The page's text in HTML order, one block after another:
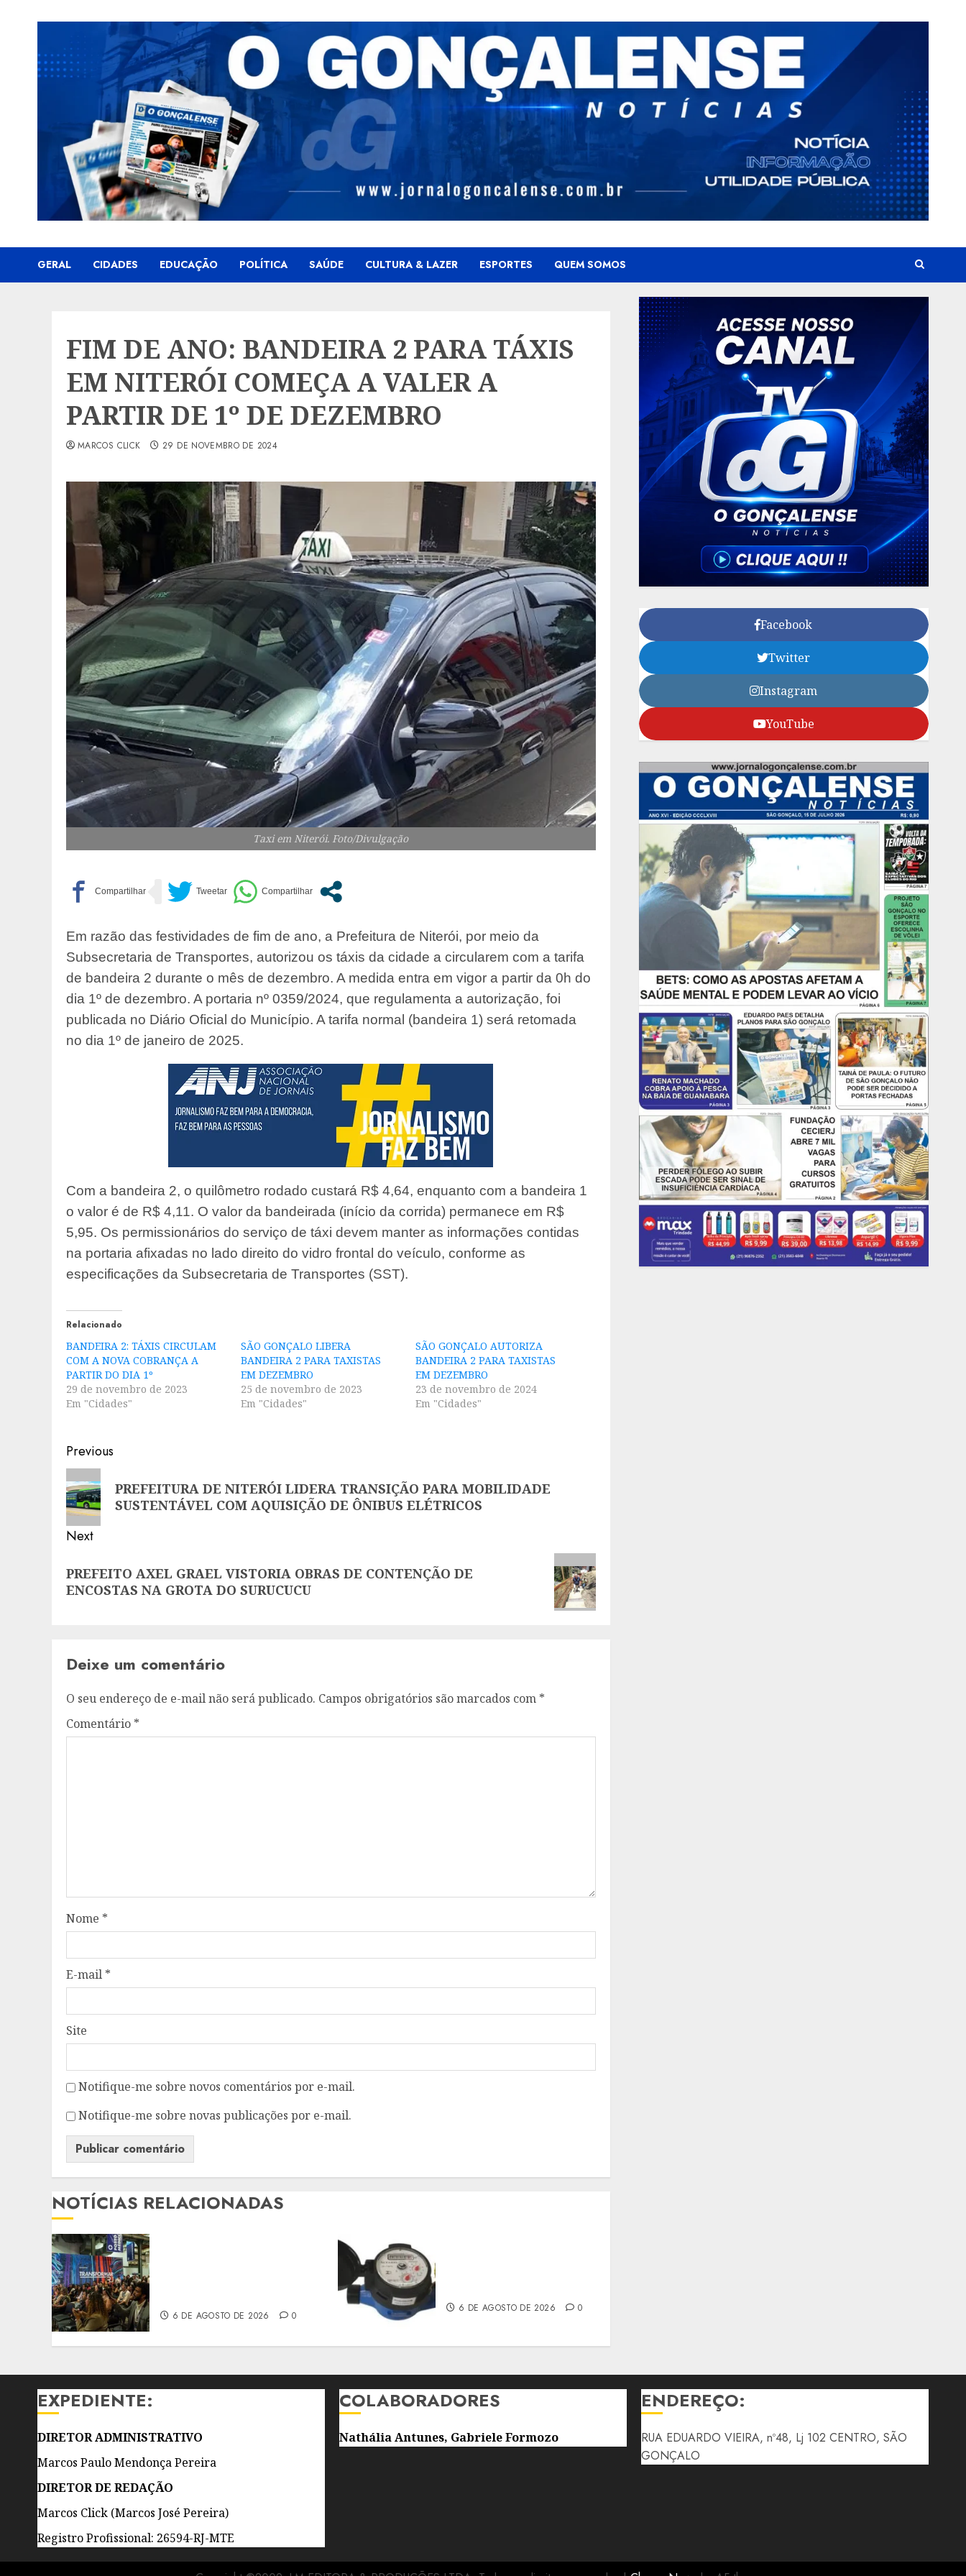
GERAL CIDADES EDUCAÇÃO POLÍTICA SAÚDE CULTURA & LAZER ESPORTES QUEM SOMOS
FIM DE ANO: BANDEIRA 2 PARA TÁXIS
EM NITERÓI COMEÇA A VALER A
PARTIR DE 1º DE DEZEMBRO
MARCOS CLICK 29 DE NOVEMBRO DE 2024
Taxi em Niterói. Foto/Divulgação
Em razão das festividades de fim de ano, a Prefeitura de Niterói, por meio da
Subsecretaria de Transportes, autorizou os táxis da cidade a circularem com a tarifa
de bandeira 2 durante o mês de dezembro. A medida entra em vigor a partir da 0h do
dia 1º de dezembro. A portaria nº 0359/2024, que regulamenta a autorização, foi
publicada no Diário Oficial do Município. A tarifa normal (bandeira 1) será retomada
no dia 1º de janeiro de 2025.
Com a bandeira 2, o quilômetro rodado custará R$ 4,64, enquanto com a bandeira 1
o valor é de R$ 4,11. O valor da bandeirada (início da corrida) permanece em R$
5,95. Os permissionários do serviço de táxi devem manter as informações contidas
na portaria afixadas no lado direito do vidro frontal do veículo, conforme as
especificações da Subsecretaria de Transportes (SST).
Relacionado
BANDEIRA 2: TÁXIS CIRCULAM
COM A NOVA COBRANÇA A
PARTIR DO DIA 1º
29 de novembro de 2023
Em "Cidades"
SÃO GONÇALO LIBERA
BANDEIRA 2 PARA TAXISTAS
EM DEZEMBRO
25 de novembro de 2023
Em "Cidades"
SÃO GONÇALO AUTORIZA
BANDEIRA 2 PARA TAXISTAS
EM DEZEMBRO
23 de novembro de 2024
Em "Cidades"
Post
navigation
Previous
Previous
post:
PREFEITURA DE NITERÓI LIDERA TRANSIÇÃO PARA MOBILIDADE
SUSTENTÁVEL COM AQUISIÇÃO DE ÔNIBUS ELÉTRICOS
Next
post:
PREFEITO AXEL GRAEL VISTORIA OBRAS DE CONTENÇÃO DE
ENCOSTAS NA GROTA DO SURUCUCU
Deixe um comentário
O seu endereço de e-mail não será publicado. Campos obrigatórios são marcados com *
Comentário *
Nome *
E-mail *
Site
Notifique-me sobre novos comentários por e-mail.
Notifique-me sobre novas publicações por e-mail.
NOTÍCIAS RELACIONADAS
6 DE AGOSTO DE 2026 0
6 DE AGOSTO DE 2026 0
Facebook
Twitter
Instagram
YouTube
EXPEDIENTE:
DIRETOR ADMINISTRATIVO
Marcos Paulo Mendonça Pereira
DIRETOR DE REDAÇÃO
Marcos Click (Marcos José Pereira)
Registro Profissional: 26594-RJ-MTE
COLABORADORES
Nathália Antunes, Gabriele Formozo
ENDEREÇO:
RUA EDUARDO VIEIRA, nº48, Lj 102 CENTRO, SÃO
GONÇALO